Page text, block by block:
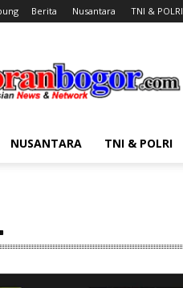
Berita Nusantara TNI & POLRI
Bogor
NUSANTARA TNI & POLRI